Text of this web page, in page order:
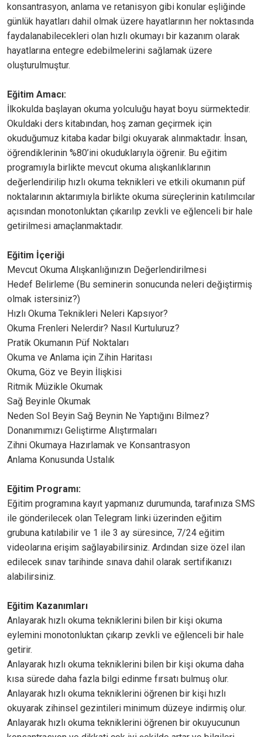
konsantrasyon, anlama ve retanisyon gibi konular eşliğinde
günlük hayatları dahil olmak üzere hayatlarının her noktasında
faydalanabilecekleri olan hızlı okumayı bir kazanım olarak
hayatlarına entegre edebilmelerini sağlamak üzere
oluşturulmuştur.
Eğitim Amacı:
İlkokulda başlayan okuma yolculuğu hayat boyu sürmektedir.
Okuldaki ders kitabından, hoş zaman geçirmek için
okuduğumuz kitaba kadar bilgi okuyarak alınmaktadır. İnsan,
öğrendiklerinin %80’ini okuduklarıyla öğrenir. Bu eğitim
programıyla birlikte mevcut okuma alışkanlıklarının
değerlendirilip hızlı okuma teknikleri ve etkili okumanın püf
noktalarının aktarımıyla birlikte okuma süreçlerinin katılımcılar
açısından monotonluktan çıkarılıp zevkli ve eğlenceli bir hale
getirilmesi amaçlanmaktadır.
Eğitim İçeriği
Mevcut Okuma Alışkanlığınızın Değerlendirilmesi
Hedef Belirleme (Bu seminerin sonucunda neleri değiştirmiş
olmak istersiniz?)
Hızlı Okuma Teknikleri Neleri Kapsıyor?
Okuma Frenleri Nelerdir? Nasıl Kurtuluruz?
Pratik Okumanın Püf Noktaları
Okuma ve Anlama için Zihin Haritası
Okuma, Göz ve Beyin İlişkisi
Ritmik Müzikle Okumak
Sağ Beyinle Okumak
Neden Sol Beyin Sağ Beynin Ne Yaptığını Bilmez?
Donanımımızı Geliştirme Alıştırmaları
Zihni Okumaya Hazırlamak ve Konsantrasyon
Anlama Konusunda Ustalık
Eğitim Programı:
Eğitim programına kayıt yapmanız durumunda, tarafınıza SMS
ile gönderilecek olan Telegram linki üzerinden eğitim
grubuna katılabilir ve 1 ile 3 ay süresince, 7/24 eğitim
videolarına erişim sağlayabilirsiniz. Ardından size özel ilan
edilecek sınav tarihinde sınava dahil olarak sertifikanızı
alabilirsiniz.
Eğitim Kazanımları
Anlayarak hızlı okuma tekniklerini bilen bir kişi okuma
eylemini monotonluktan çıkarıp zevkli ve eğlenceli bir hale
getirir.
Anlayarak hızlı okuma tekniklerini bilen bir kişi okuma daha
kısa sürede daha fazla bilgi edinme fırsatı bulmuş olur.
Anlayarak hızlı okuma tekniklerini öğrenen bir kişi hızlı
okuyarak zihinsel gezintileri minimum düzeye indirmiş olur.
Anlayarak hızlı okuma tekniklerini öğrenen bir okuyucunun